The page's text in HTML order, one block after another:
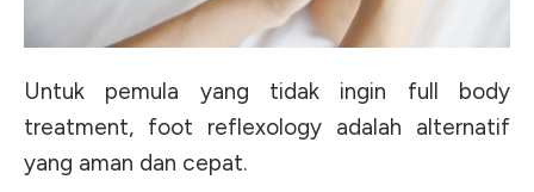
Untuk pemula yang tidak ingin full body
treatment, foot reflexology adalah alternatif
yang aman dan cepat.